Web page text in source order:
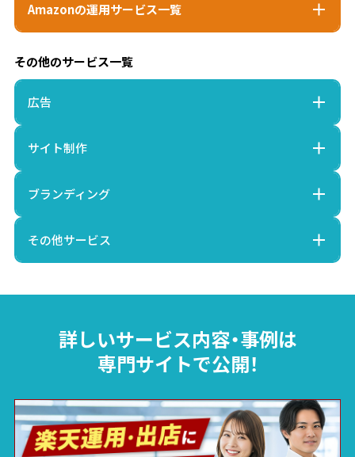
Amazonの運用サービス一覧
その他のサービス一覧
広告
サイト制作
ブランディング
その他サービス
詳しいサービス内容・事例は
専門サイトで公開！